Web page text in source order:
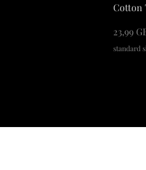
Cotton
Cena
23,99
standard